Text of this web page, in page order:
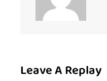
Leave A Replay